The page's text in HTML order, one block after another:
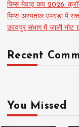
पिम्स मेवाड़ कप 2026:
पिम्स अस्पताल उमरडा में
उदयपुर संभाग में जाली नोट
Recent
You Missed